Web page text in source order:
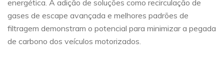
energética. A adição de soluções como recirculação de
gases de escape avançada e melhores padrões de
filtragem demonstram o potencial para minimizar a pegada
de carbono dos veículos motorizados.